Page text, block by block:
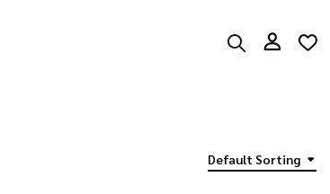
Default Sorting